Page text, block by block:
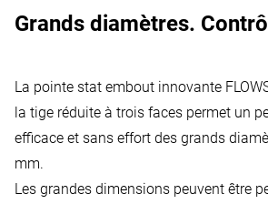
vidéos.
Autoriser l'utilisation
Grands diamètres.
La pointe stat embout innovante
la tige réduite à trois faces permet un
efficace et sans effort des grands
mm.
Les grandes dimensions peuvent être